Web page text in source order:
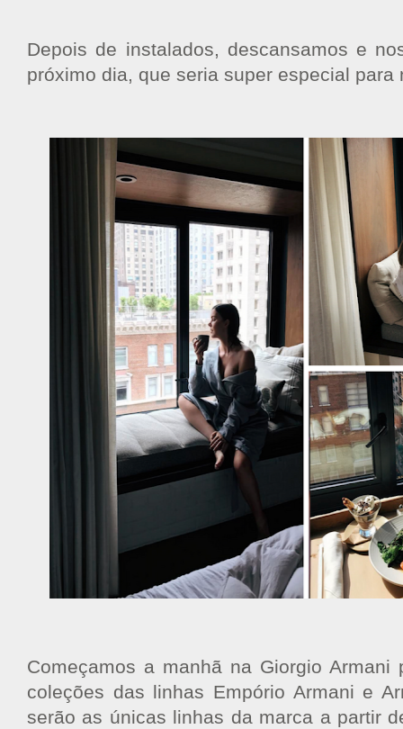
Depois de instalados, descansamos e
próximo dia, que seria super especial para
Começamos a manhã na Giorgio Armani
coleções das linhas Empório Armani e
serão as únicas linhas da marca a partir